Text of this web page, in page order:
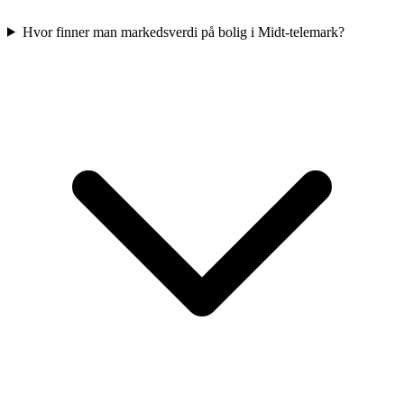
Hvor finner man markedsverdi på bolig i Midt-telemark?